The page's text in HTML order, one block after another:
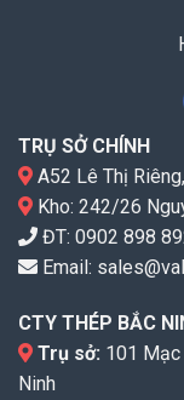
TRỤ SỞ CHÍNH
A52 Lê Thị
Kho: 242/26
ĐT: 0902 898
Email:
CTY THÉP BẮC
Trụ sở: 101 Mạc
Ninh